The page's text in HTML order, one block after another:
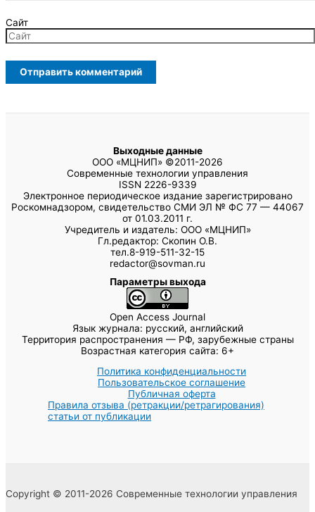
Сайт
Выходные данные
ООО «МЦНИП» ©2011-2026
Современные технологии управления
ISSN 2226-9339
Электронное периодическое издание зарегистрировано
Роскомнадзором, свидетельство СМИ ЭЛ № ФС 77 — 44067
от 01.03.2011 г.
Учредитель и издатель: ООО «МЦНИП»
Гл.редактор: Скопин О.В.
тел.8-919-511-32-15
redactor@sovman.ru
Параметры выхода
Open Access Journal
Язык журнала: русский, английский
Территория распространения — РФ, зарубежные страны
Возрастная категория сайта: 6+
Политика конфиденциальности
Пользовательское соглашение
Публичная оферта
Правила отзыва (ретракции/ретрагирования)
статьи от публикации
Copyright © 2011-2026 Современные технологии управления